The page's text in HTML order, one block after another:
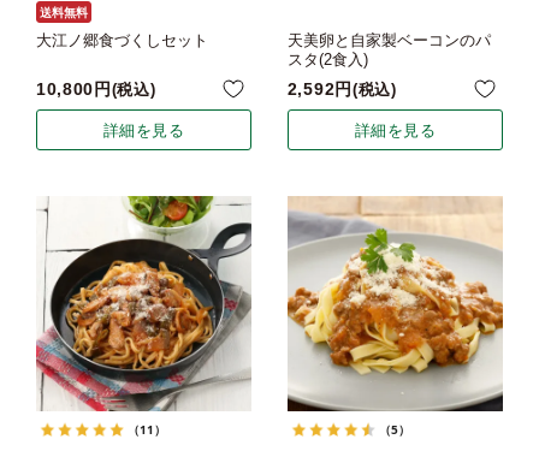
送料無料
大江ノ郷食づくしセット
10,800 税込
詳細を見る
天美卵と自家製ベーコンのパ
スタ(2食入)
2,592 税込
詳細を見る
（11） （5）